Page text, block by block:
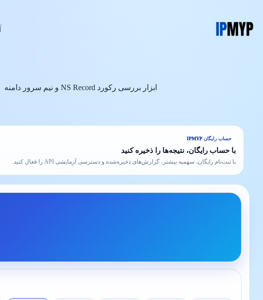
محتوا
ابزار بررسی رکورد NS Record و نیم سرور دامنه
حساب رایگان IPMYP
با حساب رایگان، نتیجه‌ها را ذخیره کنید
با ثبت‌نام رایگان، سهمیه بیشتر، گزارش‌های ذخیره‌شده و دسترسی آزمایشی API را فعال کنید.